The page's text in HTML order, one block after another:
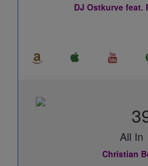
DJ Ostkurve feat.
All In
Christian